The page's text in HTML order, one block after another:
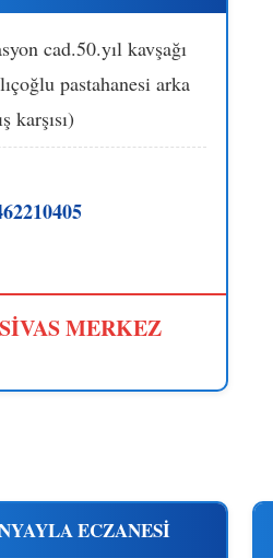
cad.50.yıl kavşağı
pastahanesi arka
karşısı)
SİVAS MERKEZ
ECZANESİ